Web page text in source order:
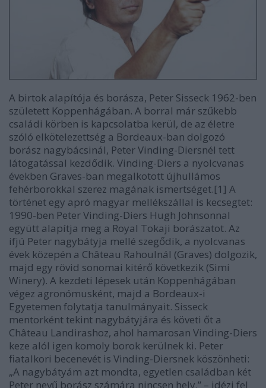
A birtok alapítója és borásza, Peter Sisseck 1962-ben
született Koppenhágában. A borral már szűkebb
családi körben is kapcsolatba kerül, de az életre
szóló elkötelezettség a Bordeaux-ban dolgozó
borász nagybácsinál, Peter Vinding-Diersnél tett
látogatással kezdődik. Vinding-Diers a nyolcvanas
években Graves-ban megalkotott újhullámos
fehérborokkal szerez magának ismertséget.[1] A
történet egy apró magyar mellékszállal is kecsegtet:
1990-ben Peter Vinding-Diers Hugh Johnsonnal
együtt alapítja meg a Royal Tokaji borászatot. Az
ifjú Peter nagybátyja mellé szegődik, a nyolcvanas
évek közepén a Château Rahoulnál (Graves) dolgozik,
majd egy rövid sonomai kitérő következik (Simi
Winery). A kezdeti lépesek után Koppenhágában
végez agronómusként, majd a Bordeaux-i
Egyetemen folytatja tanulmányait. Sisseck
mentorként tekint nagybátyjára és követi őt a
Château Landirashoz, ahol hamarosan Vinding-Diers
keze alól igen komoly borok kerülnek ki. Peter
fiatalkori becenevét is Vinding-Diersnek köszönheti:
„A nagybátyám azt mondta, egyetlen családban két
Peter nevű borász számára nincsen hely.” – idézi fel